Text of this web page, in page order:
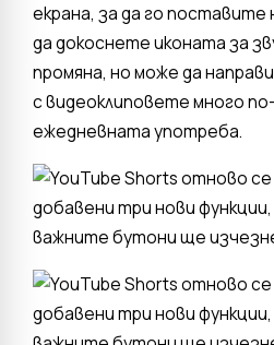
екрана, за да го поставите
да докоснете иконата за
промяна, но може да
с видеоклиповете много
ежедневната употреба.